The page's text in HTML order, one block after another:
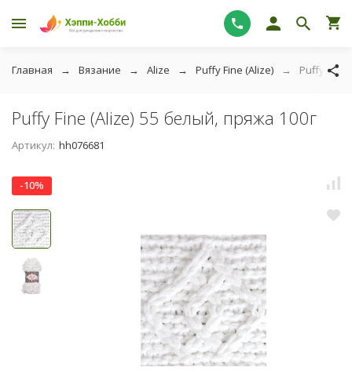
Главная Вязание Alize Puffy Fine (Alize) Puffy Fine
Puffy Fine (Alize) 55 белый, пряжа 100г
Артикул: hh076681
-10%